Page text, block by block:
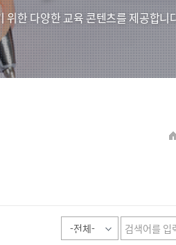
위한 다양한 교육 콘텐츠를 제공합니